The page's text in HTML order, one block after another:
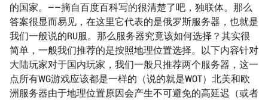
的国家。——摘自百度百科写的很清楚了吧，独联体。那么
答案很显而易见，在这里它代表的是俄罗斯服务器，也就是
我们一般说的RU服。那么服务器究竟该如何选择？其实很
简单，一般我们推荐的是按照地理位置选择。以下内容针对
大陆玩家对于国内玩家，我们一般只推荐两个服务器，这一
点所有WG游戏应该都是一样的（说的就是WOT）北美和欧
洲服务器由于地理位置原因会产生不可避免的高延迟（或者